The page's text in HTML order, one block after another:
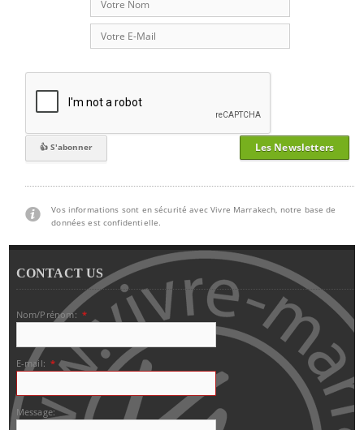
Les Newsletters
Vos informations sont en sécurité avec Vivre Marrakech, notre base de
données est confidentielle.
CONTACT US
Nom/Prénom: *
E-mail: *
Message: